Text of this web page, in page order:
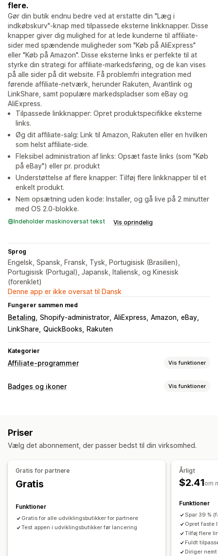
flere.
Gør din butik endnu bedre ved at erstatte din "Læg i
indkøbskurv"-knap med tilpassede eksterne linkknapper. Disse
knapper giver dig mulighed for at lede kunderne til affiliate-
sider med spændende muligheder som "Køb på AliExpress"
eller "Køb på Amazon". Disse eksterne links er perfekte til at
styrke din strategi for affiliate-markedsføring, og de kan vises
på alle sider på dit website. Få problemfri integration med
førende affiliate-netværk, herunder Rakuten, Avantlink og
LinkShare, samt populære markedspladser som eBay og
AliExpress.
Tilpassede linkknapper: Opret produktspecifikke eksterne
links.
Øg dit affiliate-salg: Link til Amazon, Rakuten eller en hvilken
som helst affiliate-side.
Fleksibel administration af links: Opsæt faste links (som "Køb
på eBay") eller pr. produkt
Understøttelse af flere knapper: Tilføj flere linkknapper til et
enkelt produkt.
Nem opsætning uden kode: Installer, og gå live på 2 minutter
med OS 2.0-blokke.
Indeholder maskinoversat tekst Vis oprindelig
Sprog
Engelsk, Spansk, Fransk, Tysk, Portugisisk (Brasilien),
Portugisisk (Portugal), Japansk, Italiensk, og Kinesisk
(forenklet)
Denne app er ikke oversat til Dansk
Fungerer sammen med
Betaling Shopify-administrator AliExpress Amazon eBay
LinkShare QuickBooks Rakuten
Kategorier
Affiliate-programmer Vis funktioner
Administration af henvisninger
Affiliateoplevelse
Tilpassede links og rabatter
Badges og ikoner Vis funktioner
Sociale medier
Skrifttyper
Manuel placering
Kollektionssider
Produktsider
Priser
Vælg det abonnement, der passer bedst til din virksomhed.
Gratis for partnere
Gratis
Funktioner
Gratis for alle udviklingsbutikker for partnere
Test appen i udviklingsbutikker før lancering
Årligt
$2.41om
Funktioner
Spar 39 %
Opret faste
Tilføj flere
Fuldt
Diriger